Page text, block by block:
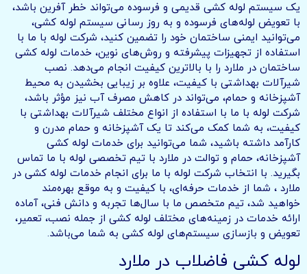
یک سیستم لوله کشی قدیمی و فرسوده می‌تواند خطر آفرین باشد،
با تعویض لوله‌های فرسوده و به روز رسانی سیستم لوله کشی،
می‌توانید ایمنی ساختمان خود را تضمین کنید، شرکت لوله با ما با
استفاده از تجهیزات پیشرفته و روش‌های نوین، خدمات لوله کشی
ساختمان در ملارد را با بالاترین کیفیت انجام می‌دهد. نصب
شیرآلات بهداشتی با کیفیت، علاوه بر زیبایی بخشیدن به محیط
آشپزخانه و حمام، می‌تواند در کاهش مصرف آب نیز مؤثر باشد،
شرکت لوله با ما با استفاده از انواع مختلف شیرآلات بهداشتی با
کیفیت، به شما کمک می‌کند تا یک آشپزخانه و حمام مدرن و
کارآمد داشته باشید، شما می‌توانید برای خدمات لوله‌ کشی
آشپزخانه، حمام و توالت در ملارد با تیم تخصصی لوله با ما تماس
بگیرید. با انتخاب شرکت لوله با ما برای انجام خدمات لوله کشی در
ملارد ، شما از خدمات حرفه‌ای، با کیفیت و به موقع بهره‌مند
خواهید شد، تیم متخصص ما با سال‌ها تجربه و دانش فنی، آماده
ارائه خدمات در زمینه‌های مختلف لوله کشی از جمله نصب، تعمیر،
تعویض و بازسازی سیستم‌های لوله کشی به شما می‌باشد.
لوله کشی فاضلاب در ملارد